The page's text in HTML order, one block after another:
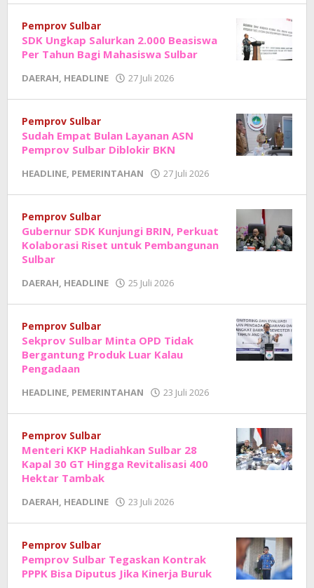
Junaedi
Pemprov Sulbar
SDK Ungkap Salurkan 2.000 Beasiswa
Per Tahun Bagi Mahasiswa Sulbar
DAERAH, HEADLINE 27 Juli 2026
Junaedi
Pemprov Sulbar
Sudah Empat Bulan Layanan ASN
Pemprov Sulbar Diblokir BKN
HEADLINE, PEMERINTAHAN 27 Juli 2026
Junaedi
Sholat
Pemprov Sulbar
Gubernur SDK Kunjungi BRIN, Perkuat
Kolaborasi Riset untuk Pembangunan
Sulbar
DAERAH, HEADLINE 25 Juli 2026
Junaedi
Pemprov Sulbar
Sekprov Sulbar Minta OPD Tidak
Bergantung Produk Luar Kalau
Pengadaan
HEADLINE, PEMERINTAHAN 23 Juli 2026
Junaedi
Sholat
Pemprov Sulbar
Menteri KKP Hadiahkan Sulbar 28
Kapal 30 GT Hingga Revitalisasi 400
Hektar Tambak
DAERAH, HEADLINE 23 Juli 2026
Junaedi
Pemprov Sulbar
Pemprov Sulbar Tegaskan Kontrak
PPPK Bisa Diputus Jika Kinerja Buruk